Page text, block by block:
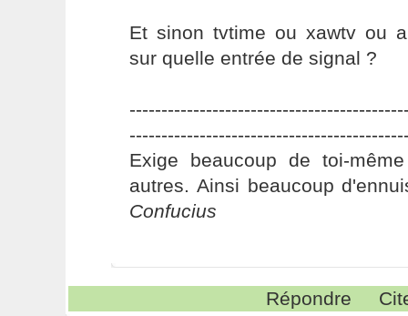
Et sinon tvtime ou xawtv ou
sur quelle entrée de signal ?
Exige beaucoup de toi-
autres. Ainsi beaucoup
Confucius
Répondre